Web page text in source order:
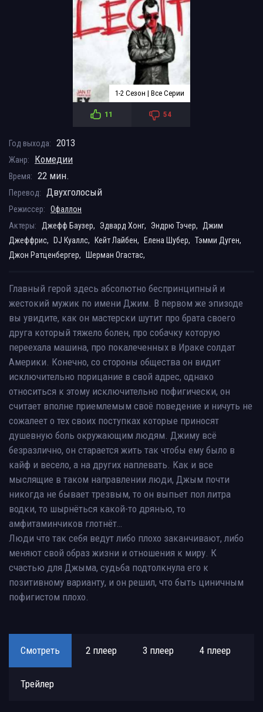
1-2 Сезон | Все Серии
11 54
Год выхода: 2013
Жанр: Комедии
Время: 22 мин.
Перевод: Двухголосый
Режиссер:
Офаллон
Актеры:
Джефф Баузер, Эдвард Хонг, Эндрю Тэчер,
Джим
Джеффрис,
DJ Куаллс, Кейт Лайбен, Елена Шубер, Тэмми Дуген,
Джон Ратценбергер,
Шерман Огастас,
Главный герой здесь абсолютно беспринципный и
жестокий мужик по имени Джим. В первом же эпизоде
вы увидите, как он мастерски шутит про брата своего
друга который тяжело болен, про собачку которую
переехала машина, про покалеченных в Ираке солдат
Америки. Конечно, со стороны общества он видит
исключительно порицание в свой адрес, однако
относиться к этому исключительно пофигически, он
считает вполне приемлемым своё поведение и ничуть не
сожалеет о тех своих поступках которые приносят
душевную боль окружающим людям. Джиму всё
безразлично, он старается жить так чтобы ему было в
кайф и весело, а на других наплевать. Как и все
мыслящие в таком направлении люди, Джым почти
никогда не бывает трезвым, то он выпьет пол литра
водки, то шырнёться какой-то дрянью, то
амфитаминчиков глотнёт…
Люди что так себя ведут либо плохо заканчивают, либо
меняют свой образ жизни и отношения к миру. К
счастью для Джыма, судьба подтолкнула его к
позитивному варианту, и он решил, что быть циничным
пофигистом плохо.
Смотреть 2 плеер 3 плеер 4 плеер
Трейлер